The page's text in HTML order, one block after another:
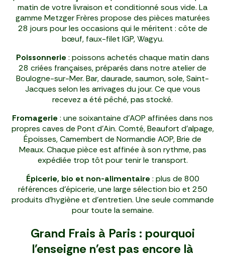
matin de votre livraison et conditionné sous vide. La
gamme Metzger Frères propose des pièces maturées
28 jours pour les occasions qui le méritent : côte de
bœuf, faux-filet IGP, Wagyu.
Poissonnerie : poissons achetés chaque matin dans
28 criées françaises, préparés dans notre atelier de
Boulogne-sur-Mer. Bar, daurade, saumon, sole, Saint-
Jacques selon les arrivages du jour. Ce que vous
recevez a été pêché, pas stocké.
Fromagerie : une soixantaine d'AOP affinées dans nos
propres caves de Pont d'Ain. Comté, Beaufort d'alpage,
Époisses, Camembert de Normandie AOP, Brie de
Meaux. Chaque pièce est affinée à son rythme, pas
expédiée trop tôt pour tenir le transport.
Épicerie, bio et non-alimentaire : plus de 800
références d'épicerie, une large sélection bio et 250
produits d'hygiène et d'entretien. Une seule commande
pour toute la semaine.
Grand Frais à Paris : pourquoi
l'enseigne n'est pas encore là